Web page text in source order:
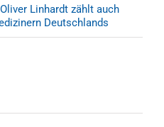
Linhardt zählt auch
Deutschlands